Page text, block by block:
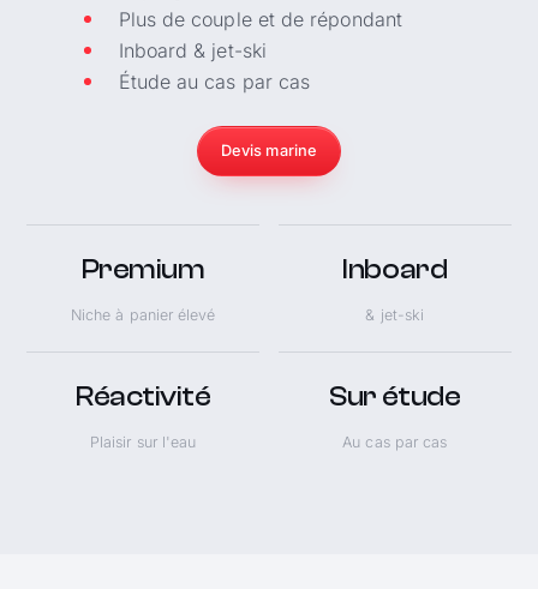
Plus de couple et de répondant
Inboard & jet-ski
Étude au cas par cas
Devis marine
Premium
Niche à panier élevé
Inboard
& jet-ski
Réactivité
Plaisir sur l'eau
Sur étude
Au cas par cas